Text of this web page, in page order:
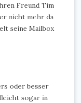
Freund Tim
nicht mehr da
seine Mailbox
oder besser
sogar in